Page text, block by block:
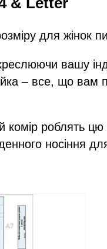
для жінок
вашу
– все, що вам
комір роблять
носіння